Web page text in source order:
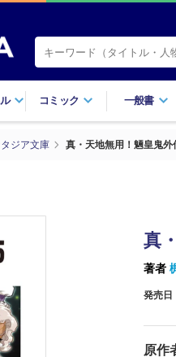
コミック 一般書
ジア文庫 真・天地無用！魎皇鬼
真
著者
発売日
原作